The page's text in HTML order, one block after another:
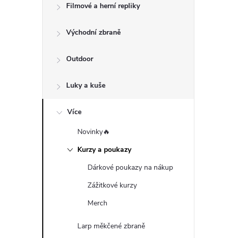
Filmové a herní repliky
Východní zbraně
Outdoor
Luky a kuše
Více
Novinky🔥
Kurzy a poukazy
Dárkové poukazy na nákup
Zážitkové kurzy
Merch
Larp měkčené zbraně